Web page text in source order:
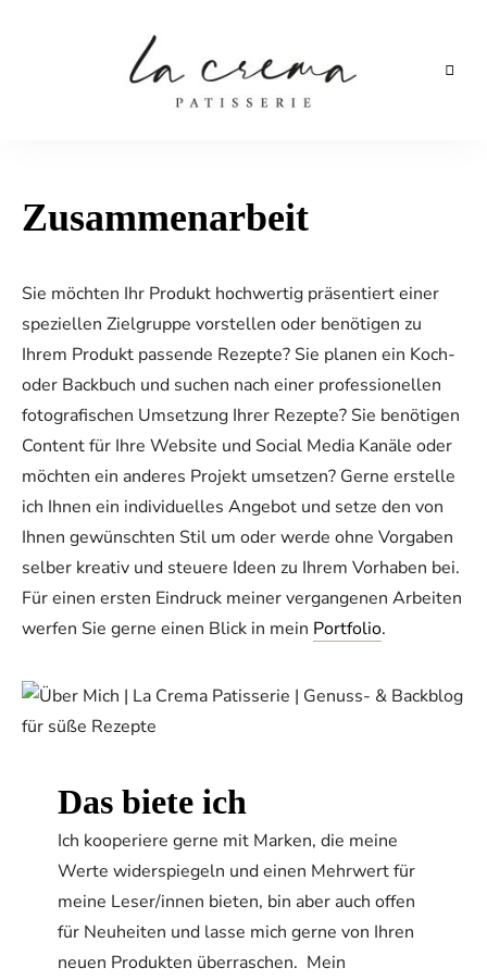
Zusammenarbeit
Sie möchten Ihr Produkt hochwertig präsentiert einer
speziellen Zielgruppe vorstellen oder benötigen zu
Ihrem Produkt passende Rezepte? Sie planen ein Koch-
oder Backbuch und suchen nach einer professionellen
fotografischen Umsetzung Ihrer Rezepte? Sie benötigen
Content für Ihre Website und Social Media Kanäle oder
möchten ein anderes Projekt umsetzen? Gerne erstelle
ich Ihnen ein individuelles Angebot und setze den von
Ihnen gewünschten Stil um oder werde ohne Vorgaben
selber kreativ und steuere Ideen zu Ihrem Vorhaben bei.
Für einen ersten Eindruck meiner vergangenen Arbeiten
werfen Sie gerne einen Blick in mein Portfolio.
Das biete ich
Ich kooperiere gerne mit Marken, die meine
Werte widerspiegeln und einen Mehrwert für
meine Leser/innen bieten, bin aber auch offen
für Neuheiten und lasse mich gerne von Ihren
neuen Produkten überraschen. Mein